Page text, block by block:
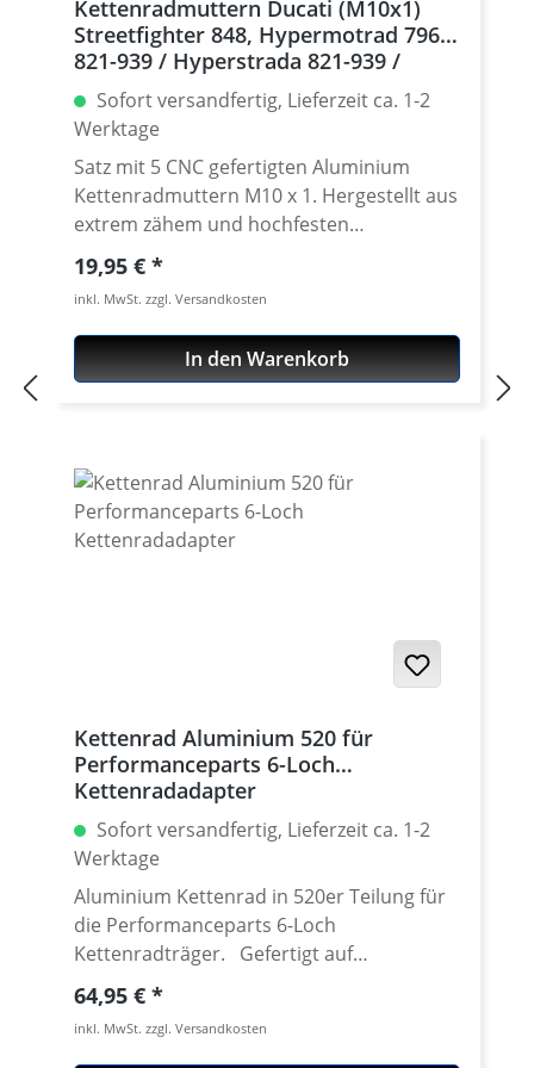
Kettenradmuttern Ducati (M10x1)
Streetfighter 848, Hypermotrad 796-
821-939 / Hyperstrada 821-939 /
Desmosedici RR, 5 | silber
Sofort versandfertig, Lieferzeit ca. 1-2
Werktage
Satz mit 5 CNC gefertigten Aluminium
Kettenradmuttern M10 x 1. Hergestellt aus
extrem zähem und hochfesten
Kontruktionsaluminium 7075 T6. In
verschíedenen Farben lieferbar Gefertigt
auch modernen CNC Maschinen - Made in
Germany. · Material : 7075-T6 · Gewinde :
M10 x 1 · Schlüsselweite : 15 · Gewicht : 4
Performanceparts Set mit 5 Stück für :
Streetfighter 848, Hypermotrad 796-821-
939 / Hyperstrada 821-939 / Desmosedici
Regulärer Preis:
19,95 €
inkl. MwSt. zzgl. Versandkosten
In den Warenkorb
Kettenrad Aluminium 520 für
Performanceparts 6-Loch
Kettenradadapter
Sofort versandfertig, Lieferzeit ca. 1-2
Werktage
Aluminium Kettenrad in 520er Teilung für
die Performanceparts 6-Loch
Kettenradträger. Gefertigt auf
modensten CNC Maschinen aus
hochfestem und extrem zähen
Luftfahrtaluminium 7075 T6. Lieferbar in
Regulärer Preis:
64,95 €
inkl. MwSt. zzgl. Versandkosten